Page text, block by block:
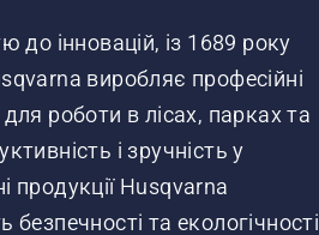
до інновацій, із 1689 року
виробляє професійні
роботи в лісах, парках та
і зручність у
продукції Husqvarna
безпечності та екологічності